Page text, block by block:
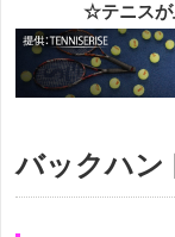
☆テニスが
バックハン